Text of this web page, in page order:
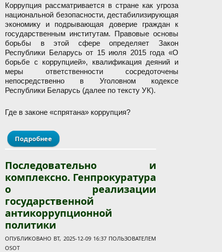
Коррупция рассматривается в стране как угроза
национальной безопасности, дестабилизирующая
экономику и подрывающая доверие граждан к
государственным институтам. Правовые основы
борьбы в этой сфере определяет Закон
Республики Беларусь от 15 июля 2015 года «О
борьбе с коррупцией», квалификация деяний и
меры ответственности сосредоточены
непосредственно в Уголовном кодексе
Республики Беларусь (далее по тексту УК).
Где в законе «спрятана» коррупция?
Подробнее о Неотвратимость наказания: правовые основы
борьбы с коррупцией в Республике Беларусь
Последовательно и
комплексно. Генпрокуратура
о реализации
государственной
антикоррупционной
политики
ОПУБЛИКОВАНО ВТ, 2025-12-09 16:37 ПОЛЬЗОВАТЕЛЕМ
OSOT